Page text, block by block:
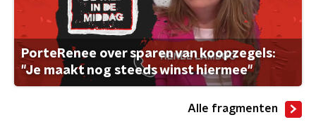
PorteRenee over sparen van koopzegels:
"Je maakt nog steeds winst hiermee"
Alle fragmenten